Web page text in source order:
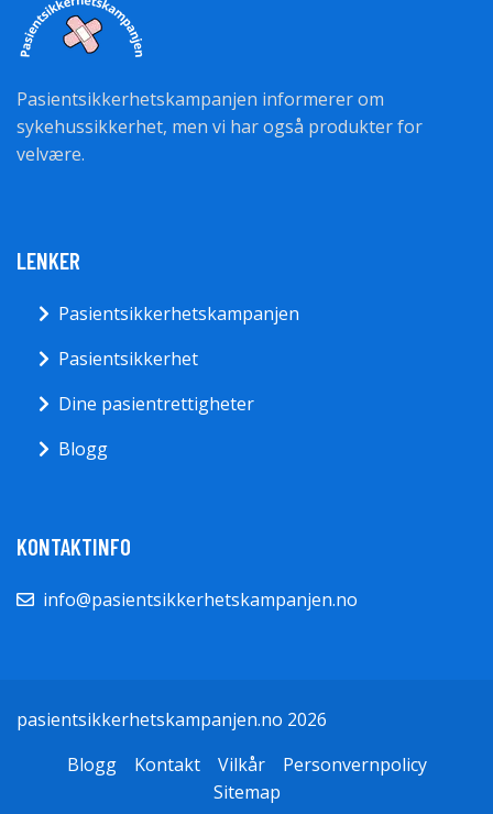
Pasientsikkerhetskampanjen informerer om
sykehussikkerhet, men vi har også produkter for
velvære.
LENKER
Pasientsikkerhetskampanjen
Pasientsikkerhet
Dine pasientrettigheter
Blogg
KONTAKTINFO
info@pasientsikkerhetskampanjen.no
pasientsikkerhetskampanjen.no 2026
Blogg
Kontakt Vilkår
Personvernpolicy
Sitemap